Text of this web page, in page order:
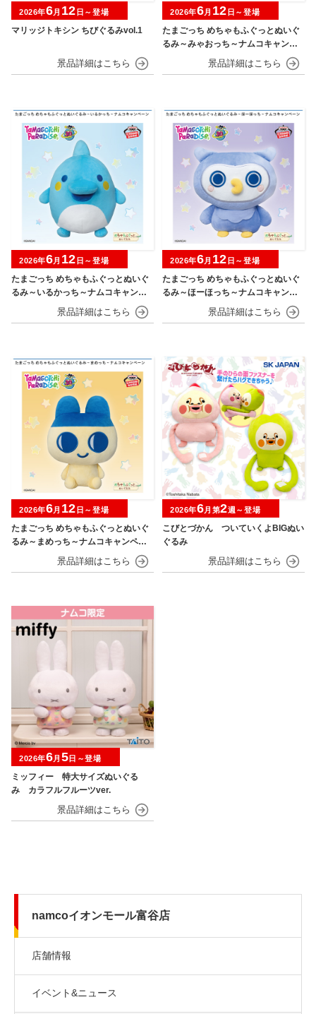
マリッジトキシン ちびぐるみvol.1
2026年6月 12 日～登場
たまごっち めちゃもふぐっとぬいぐ
るみ～みゃおっち～ナムコキャンペ
2026年6月 12 日～登場
たまごっち めちゃもふぐっとぬいぐ
るみ～いるかっち～ナムコキャンペ
2026年6月 12 日～登場
たまごっち めちゃもふぐっとぬいぐ
るみ～ほーほっち～ナムコキャンペ
2026年6月 12 日～登場
たまごっち めちゃもふぐっとぬいぐ
るみ～まめっち～ナムコキャンペー
2026年6月 12 日～登場
こびとづかん ついていくよBIGぬい
ぐるみ
2026年6月第2週～登場
ミッフィー 特大サイズぬいぐる
み カラフルフルーツver.
2026年6月 5日～登場
namcoイオンモール富谷店
店舗情報
イベント&ニュース